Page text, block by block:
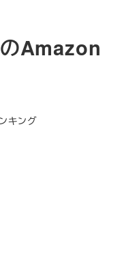
Amazon
ー
キング